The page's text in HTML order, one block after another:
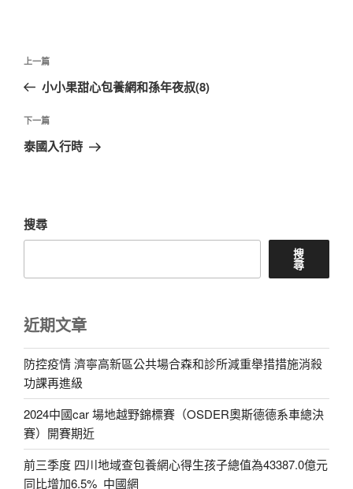
文
導
覽
上
一
文
章
上一篇
小小果甜心包養網和孫年夜叔(8)
下
一
下一篇
泰國入行時
搜尋
搜
尋
近期文章
防控疫情 濟寧高新區公共場合森和診所減重舉措措施消殺
功課再進級
2024中國car 場地越野錦標賽（OSDER奧斯德德系車總決
賽）開賽期近
前三季度 四川地域查包養網心得生孩子總值為43387.0億元
同比增加6.5%_中國網